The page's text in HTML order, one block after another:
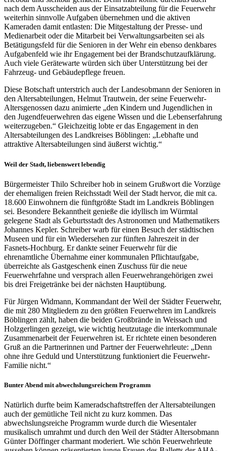
nach dem Ausscheiden aus der Einsatzabteilung für die Feuerwehr
weiterhin sinnvolle Aufgaben übernehmen und die aktiven
Kameraden damit entlasten: Die Mitgestaltung der Presse- und
Medienarbeit oder die Mitarbeit bei Verwaltungsarbeiten sei als
Betätigungsfeld für die Senioren in der Wehr ein ebenso denkbares
Aufgabenfeld wie ihr Engagement bei der Brandschutzaufklärung.
Auch viele Gerätewarte würden sich über Unterstützung bei der
Fahrzeug- und Gebäudepflege freuen.
Diese Botschaft unterstrich auch der Landesobmann der Senioren in
den Altersabteilungen, Helmut Trautwein, der seine Feuerwehr-
Altersgenossen dazu animierte „den Kindern und Jugendlichen in
den Jugendfeuerwehren das eigene Wissen und die Lebenserfahrung
weiterzugeben.“ Gleichzeitig lobte er das Engagement in den
Altersabteilungen des Landkreises Böblingen: „Lebhafte und
attraktive Altersabteilungen sind äußerst wichtig.“
Weil der Stadt, liebenswert lebendig
Bürgermeister Thilo Schreiber hob in seinem Grußwort die Vorzüge
der ehemaligen freien Reichsstadt Weil der Stadt hervor, die mit ca.
18.600 Einwohnern die fünftgrößte Stadt im Landkreis Böblingen
sei. Besondere Bekanntheit genieße die idyllisch im Würmtal
gelegene Stadt als Geburtsstadt des Astronomen und Mathematikers
Johannes Kepler. Schreiber warb für einen Besuch der städtischen
Museen und für ein Wiedersehen zur fünften Jahreszeit in der
Fasnets-Hochburg. Er dankte seiner Feuerwehr für die
ehrenamtliche Übernahme einer kommunalen Pflichtaufgabe,
überreichte als Gastgeschenk einen Zuschuss für die neue
Feuerwehrfahne und versprach allen Feuerwehrangehörigen zwei
bis drei Freigetränke bei der nächsten Hauptübung.
Für Jürgen Widmann, Kommandant der Weil der Städter Feuerwehr,
die mit 280 Mitgliedern zu den größten Feuerwehren im Landkreis
Böblingen zählt, haben die beiden Großbrände in Weissach und
Holzgerlingen gezeigt, wie wichtig heutzutage die interkommunale
Zusammenarbeit der Feuerwehren ist. Er richtete einen besonderen
Gruß an die Partnerinnen und Partner der Feuerwehrleute: „Denn
ohne ihre Geduld und Unterstützung funktioniert die Feuerwehr-
Familie nicht.“
Bunter Abend mit abwechslungsreichem Programm
Natürlich durfte beim Kameradschaftstreffen der Altersabteilungen
auch der gemütliche Teil nicht zu kurz kommen. Das
abwechslungsreiche Programm wurde durch die Wiesentaler
musikalisch umrahmt und durch den Weil der Städter Altersobmann
Günter Döffinger charmant moderiert. Wie schön Feuerwehrleute